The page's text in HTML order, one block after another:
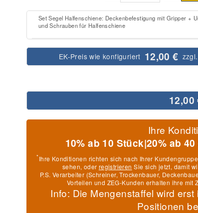
12,00
Set Segel Halfenschiene: Deckenbefestigung mit Gripper +
und Schrauben für Halfenschiene
EK-Preis wie konfiguriert 12,00 €
Ihre
10% ab 10 Stück|20% ab
*Ihre Konditionen richten sich nach Ihrer
sehen, oder registrieren Sie sich jetzt, damit
P.S. Verarbeiter (Schreiner, Trockenbauer,
Vorteilen und ZEG-Kunden erhalten ihre mit
Info: Die Mengenstaffel wird
Positionen